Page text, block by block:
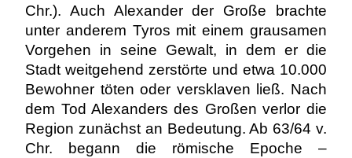
Chr.). Auch Alexander der Große brachte
unter anderem Tyros mit einem grausamen
Vorgehen in seine Gewalt, in dem er die
Stadt weitgehend zerstörte und etwa 10.000
Bewohner töten oder versklaven ließ. Nach
dem Tod Alexanders des Großen verlor die
Region zunächst an Bedeutung. Ab 63/64 v.
Chr. begann die römische Epoche –